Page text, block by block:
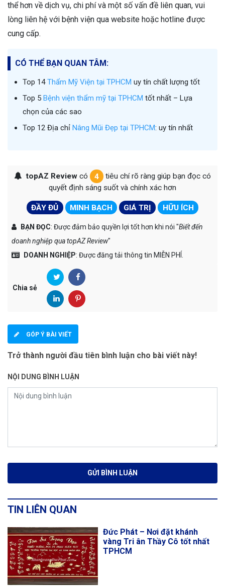
thể hơn về dịch vụ, chi phí và một số vấn đề liên quan, vui
lòng liên hệ với bệnh viện qua website hoặc hotline được
cung cấp.
CÓ THỂ BẠN QUAN TÂM:
Top 14Thẩm Mỹ Viện tại TPHCM uy tín chất lượng tốt
Top 5 Bệnh viện thẩm mỹ tại TPHCM tốt nhất – Lựa
chọn của các sao
Top 12 Địa chỉ Nâng Mũi Đẹp tại TPHCM: uy tín nhất
topAZ Reviewcó 4
tiêu chí rõ ràng giúp bạn đọc có
quyết định sáng suốt và chính xác hơn
ĐẦY ĐỦ MINH BẠCH GIÁ TRỊ HỮU ÍCH
BẠN ĐỌC: Được đảm bảo quyền lợi tốt hơn khi nói "Biết đến
doanh nghiệp qua topAZ Review"
DOANH NGHIỆP: Được đăng tải thông tin MIỄN PHÍ.
Chia sẻ
GÓP Ý BÀI VIẾT
Trở thành người đầu tiên bình luận cho bài viết này!
NỘI DUNG BÌNH LUẬN
TIN LIÊN QUAN
Đức Phát – Nơi đặt khánh
vàng Tri ân Thầy Cô tốt nhất
TPHCM